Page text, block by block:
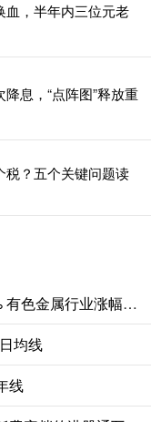
血，半年内三位元老
息，“点阵图”释放重
税？五个关键问题读
广发E配 【盘中播报】沪指涨0.55% 有色金属行业涨幅最大
均线
线